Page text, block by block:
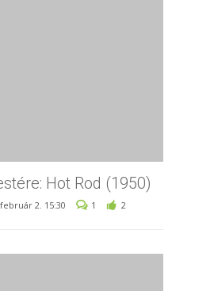
Hot Rod (1950)
2. 15:30 1 2